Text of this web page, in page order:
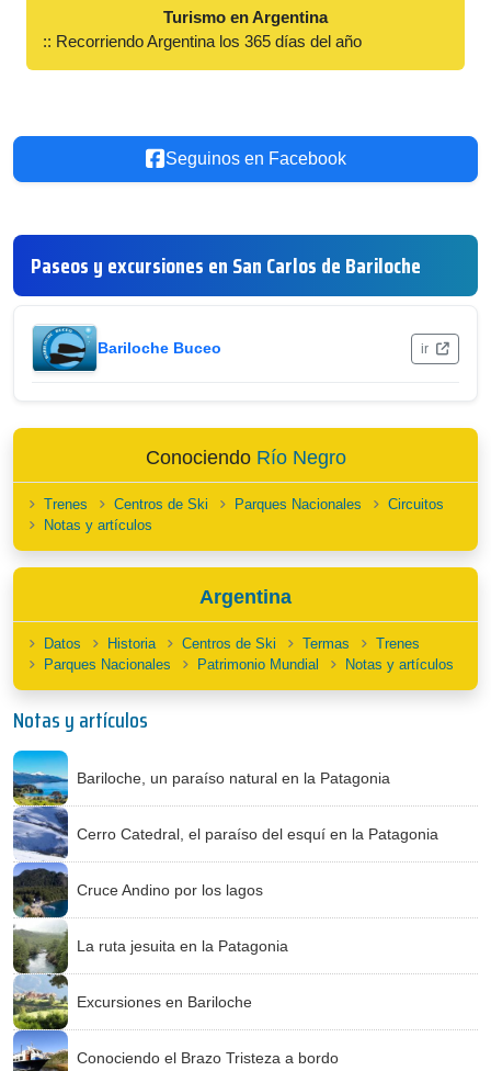
Turismo en Argentina
:: Recorriendo Argentina los 365 días del año
Seguinos en Facebook
Paseos y excursiones en San Carlos de Bariloche
Bariloche Buceo ir
Conociendo Río Negro
Trenes Centros de Ski Parques Nacionales
Circuitos
Notas y artículos
Argentina
Datos Historia Centros de Ski Termas
Trenes
Parques Nacionales
Patrimonio Mundial Notas y artículos
Notas y artículos
Bariloche, un paraíso natural en la Patagonia
Cerro Catedral, el paraíso del esquí en la Patagonia
Cruce Andino por los lagos
La ruta jesuita en la Patagonia
Excursiones en Bariloche
Conociendo el Brazo Tristeza a bordo